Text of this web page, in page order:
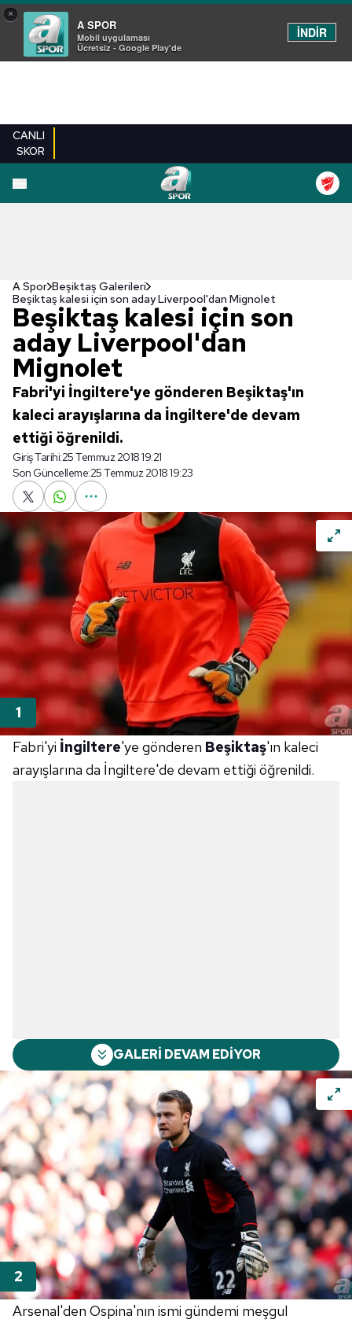
×
A SPOR
Mobil uygulaması
Ücretsiz - Google Play'de
İNDİR
CANLI
SKOR
EN YENILER
A Spor Beşiktaş Galerileri
Beşiktaş kalesi için son aday Liverpool'dan Mignolet
Beşiktaş kalesi için son
aday Liverpool'dan
Mignolet
Fabri'yi İngiltere'ye gönderen Beşiktaş'ın
kaleci arayışlarına da İngiltere'de devam
ettiği öğrenildi.
Giriş Tarihi:25 Temmuz 2018 19:21
Son Güncelleme:25 Temmuz 2018 19:23
Fabri'yi İngiltere'ye gönderen Beşiktaş'ın kaleci
arayışlarına da İngiltere'de devam ettiği öğrenildi.
GALERİ DEVAM EDİYOR
Arsenal'den Ospina'nın ismi gündemi meşgul